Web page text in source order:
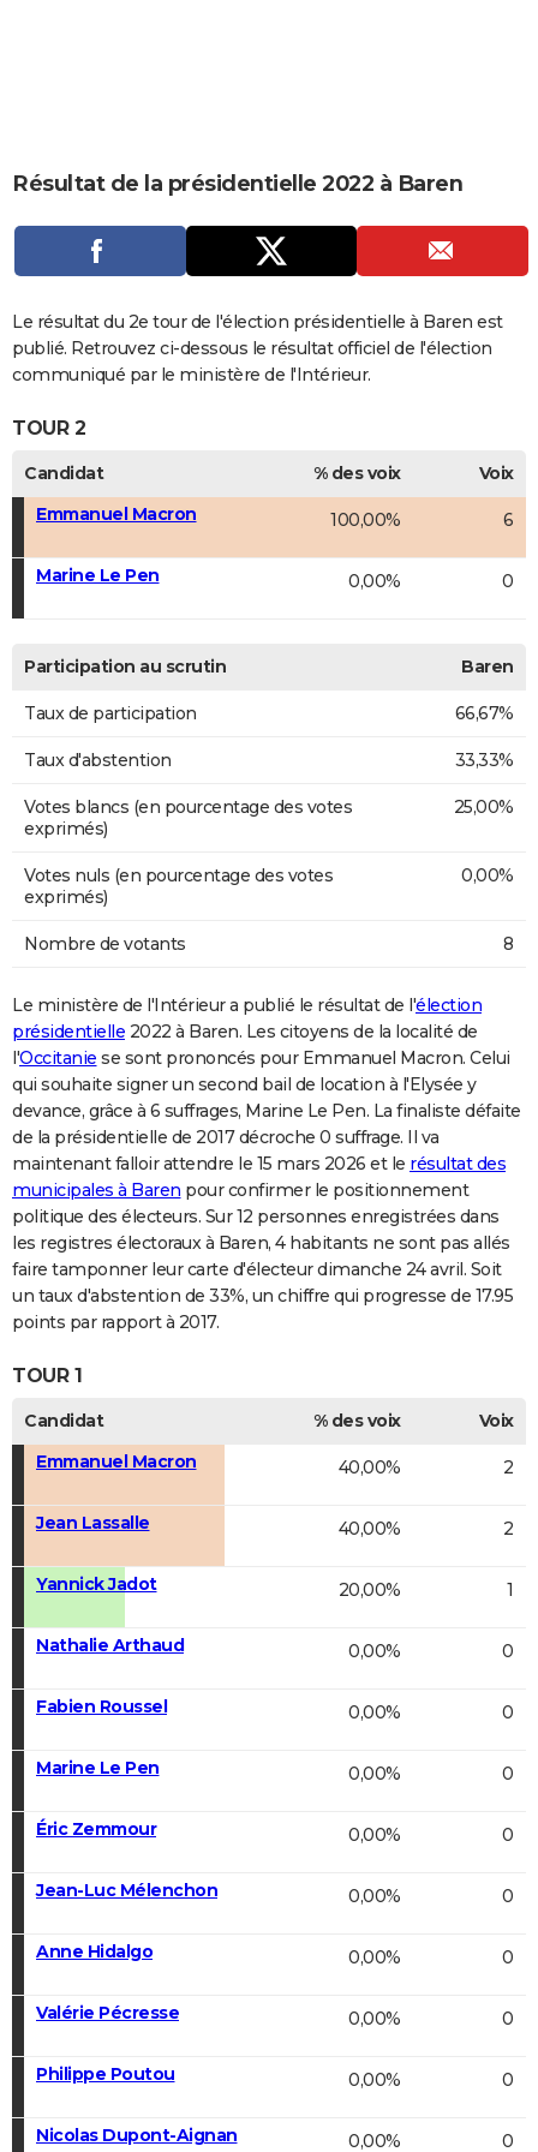
CARTE DE VOEUX
DICTIONNAIRE
Dictionnaire
Biographies
Expressions
Proverbes
PROGRAMME TV
COPAINS D'AVANT
Se connecter
Collèges
Universités
Entreprises
Service militaire
Avis de recherche
AVIS DE DÉCÈS
FORUM
Bricolage
Culture
Television
Voyage
Résultat de la présidentielle 2022 à Baren
Le résultat du 2e tour de l'élection présidentielle à Baren est
publié. Retrouvez ci-dessous le résultat officiel de l'élection
communiqué par le ministère de l'Intérieur.
TOUR 2
Candidat % des voix
Voix
Emmanuel Macron
100,00% 6
Marine Le Pen 0,00% 0
Participation au scrutin Baren
Taux de participation 66,67%
Taux d'abstention 33,33%
Votes blancs (en pourcentage des votes
exprimés)
25,00%
Votes nuls (en pourcentage des votes
exprimés)
0,00%
Nombre de votants 8
Le ministère de l'Intérieur a publié le résultat de l'élection
présidentielle 2022 à Baren. Les citoyens de la localité de
l'Occitanie se sont prononcés pour Emmanuel Macron. Celui
qui souhaite signer un second bail de location à l'Elysée y
devance, grâce à 6 suffrages, Marine Le Pen. La finaliste défaite
de la présidentielle de 2017 décroche 0 suffrage. Il va
maintenant falloir attendre le 15 mars 2026 et le résultat des
municipales à Baren pour confirmer le positionnement
politique des électeurs. Sur 12 personnes enregistrées dans
les registres électoraux à Baren, 4 habitants ne sont pas allés
faire tamponner leur carte d'électeur dimanche 24 avril. Soit
un taux d'abstention de 33%, un chiffre qui progresse de 17.95
points par rapport à 2017.
TOUR 1
Candidat % des voix
Voix
Emmanuel Macron
40,00% 2
Jean Lassalle 40,00% 2
Yannick Jadot 20,00% 1
Nathalie Arthaud 0,00% 0
Fabien Roussel 0,00% 0
Marine Le Pen 0,00% 0
Éric Zemmour 0,00% 0
Jean-Luc Mélenchon 0,00% 0
Anne Hidalgo 0,00% 0
Valérie Pécresse 0,00% 0
Philippe Poutou 0,00% 0
Nicolas Dupont-Aignan 0,00% 0